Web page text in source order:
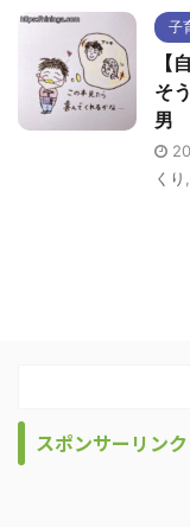
子
【
そ
男
くり
スポンサーリンク